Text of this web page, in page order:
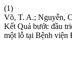
(1)
Võ, T. A.; Nguyễn,
Kết Quả bước đầu
một lỗ tại Bệnh